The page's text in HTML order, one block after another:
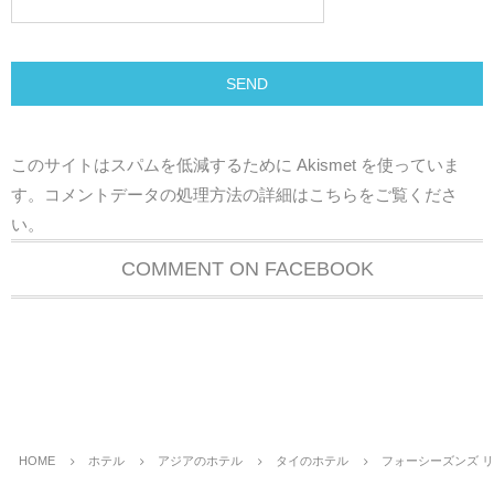
このサイトはスパムを低減するために Akismet を使っていま
す。
コメントデータの処理方法の詳細はこちらをご覧くださ
い。
COMMENT ON FACEBOOK
HOME ホテル アジアのホテル タイのホテル フォーシーズンズ